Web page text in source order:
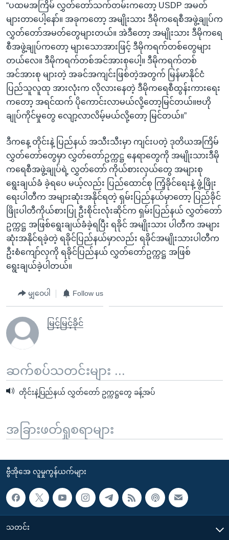
“ပထမအကြိမ် လွှတ်တော်သက်တမ်းကတော့ USDP အမတ်
များတာပေါ့နော်။ အခုကတော့ အမျိုးသား ဒီမိုကရေစီအဖွဲ့ချုပ်က
လွှတ်တော်အမတ်တွေများတယ်။ အဲဒီတော့ အမျိုးသား ဒီမိုကရေ
စီအဖွဲ့ချုပ်ကတော့ များသောအားဖြင့် ဒီမိုကရက်တစ်တွေများ
တယ်လေ။ ဒီမိုကရက်တစ်အင်အားစုပေါ့။ ဒီမိုကရက်တစ်
အင်အားစု များတဲ့ အခင်အကျင်းဖြစ်တဲ့အတွက် မြန်မာနိုင်ငံ
ပြည်သူလူထု အားလုံးက လိုလားနေတဲ့ ဒီမိုကရေစီထွန်းကားရေး
ကတော့ အရင်ထက် ပိုကောင်းလာမယ်လို့တော့မြင်တယ်။ဗဟို
ချုပ်ကိုင်မှုတွေ လျော့လာလိမ့်မယ်လို့တော့ မြင်တယ်။”
ဒီကနေ့ တိုင်းနဲ့ ပြည်နယ် အသီးသီးမှာ ကျင်းပတဲ့ ဒုတိယအကြိမ်
လွှတ်တော်တွေမှာ လွှတ်တော်ဥက္ကဋ္ဌ နေရာတွေကို အမျိုးသားဒီမို
ကရေစီအဖွဲ့ချုပ်ရဲ့ လွှတ်တော် ကိုယ်စားလှယ်တွေ အများစု
ရွေးချယ်ခံ ခဲ့ရပေ မယ့်လည်း ပြည်ထောင်စု ကြံ့ခိုင်ရေးနဲ့ ဖွံ့ဖြိုး
ရေးပါတီက အများဆုံးအနိုင်ရတဲ့ ရှမ်းပြည်နယ်မှာတော့ ပြည်ခိုင်
ဖြိုးပါတီကိုယ်စားပြု ဦးစိုင်းလုံးဆိုင်က ရှမ်းပြည်နယ် လွှတ်တော်
ဥက္ကဋ္ဌ အဖြစ်ရွေးချယ်ခံခဲ့ရပြီး ရခိုင် အမျိုးသား ပါတီက အများ
ဆုံးအနိုင်ရခဲ့တဲ့ ရခိုင်ပြည်နယ်မှာလည်း ရခိုင်အမျိုးသားပါတီက
ဦးစံကျော်လှကို ရခိုင်ပြည်နယ် လွှတ်တော်ဥက္ကဋ္ဌ အဖြစ်
ရွေးချယ်ခဲ့ပါတယ်။
မျှဝေပါ Follow us
မြင့်မြင့်ခိုင်
ဆက်စပ်သတင်းများ ...
တိုင်းနဲ့ပြည်နယ် လွှတ်တော် ဥက္ကဋ္ဌတွေ ခန့်အပ်
အခြားဖတ်ရှုစရာများ
ဗွီအိုအေ လူမှုကွန်ယက်များ
သတင်း